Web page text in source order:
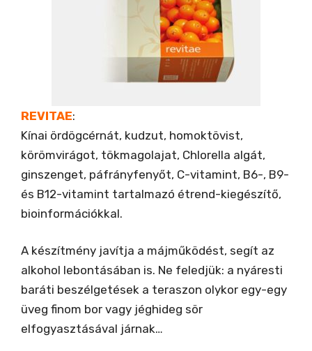
REVITAE:
Kínai ördögcérnát, kudzut, homoktövist,
körömvirágot, tökmagolajat, Chlorella algát,
ginszenget, páfrányfenyőt, C-vitamint, B6-, B9-
és B12-vitamint tartalmazó étrend-kiegészítő,
bioinformációkkal.
A készítmény javítja a májműködést, segít az
alkohol lebontásában is. Ne feledjük: a nyáresti
baráti beszélgetések a teraszon olykor egy-egy
üveg finom bor vagy jéghideg sör
elfogyasztásával járnak…